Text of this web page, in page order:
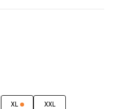
XL XXL